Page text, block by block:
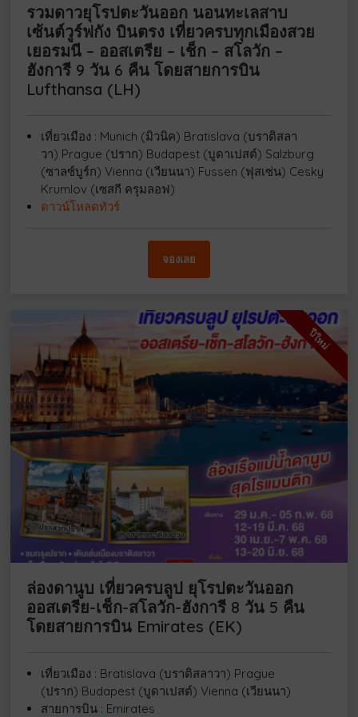
รวมดาวยุโรปตะวันออก นอนทะเลสาบ
เซ้นต์วูร์ฟกัง บินตรง เที่ยวครบทุกเมืองสวย
เยอรมนี – ออสเตรีย – เช็ก – สโลวัก –
ฮังการี 9 วัน 6 คืน โดยสายการบิน
Lufthansa (LH)
เที่ยวเมือง : Munich (มิวนิค) Bratislava (บราติสลา
วา) Prague (ปราก) Budapest (บูดาเปสต์) Salzburg
(ซาลซ์บูร์ก) Vienna (เวียนนา) Fussen (ฟุสเซ่น) Cesky
Krumlov (เซสกี ครุมลอฟ)
ดาวน์โหลดทัวร์
จองเลย
ปีใหม่
ล่องดานูบ เที่ยวครบลูป ยุโรปตะวันออก
ออสเตรีย-เช็ก-สโลวัก-ฮังการี 8 วัน 5 คืน
โดยสายการบิน Emirates (EK)
เที่ยวเมือง : Bratislava (บราติสลาวา) Prague
(ปราก) Budapest (บูดาเปสต์) Vienna (เวียนนา)
สายการบิน : Emirates